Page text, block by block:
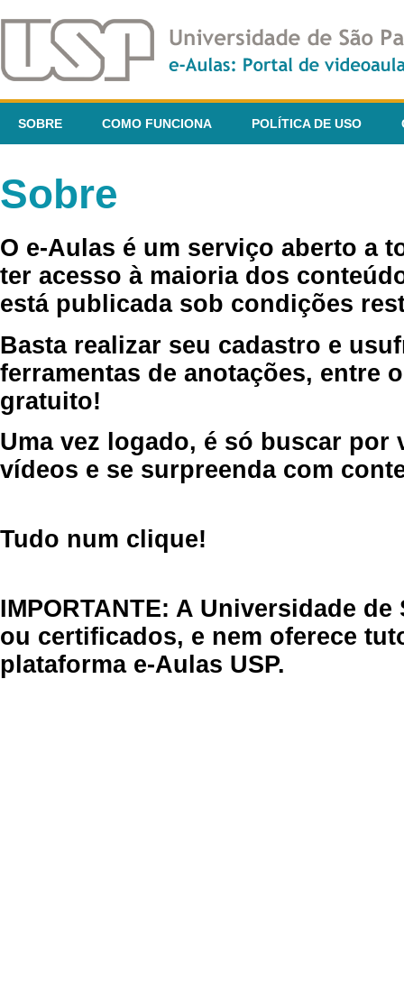
SOBRE COMO FUNCIONA POLÍTICA DE USO
Sobre
O e-Aulas é um serviço aberto a
ter acesso à maioria dos
está publicada sob condições
Basta realizar seu cadastro e
ferramentas de anotações, entre
gratuito!
Uma vez logado, é só buscar por
vídeos e se surpreenda com
Tudo num clique!
IMPORTANTE: A Universidade
ou certificados, e nem oferece
plataforma e-Aulas USP.